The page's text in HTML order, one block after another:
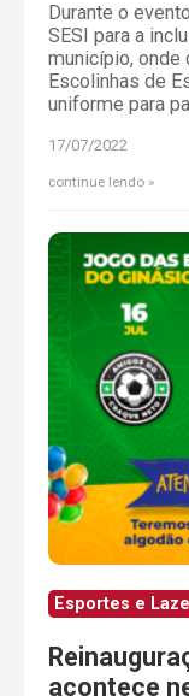
Durante o
SESI para a
município, onde
Escolinhas de
uniforme para
17/07/2022
continue lendo
Esportes e
acontece